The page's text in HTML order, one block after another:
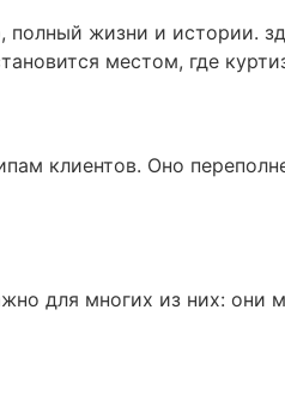
жизни и истории.
местом, где
клиентов. Оно
для многих из них: они